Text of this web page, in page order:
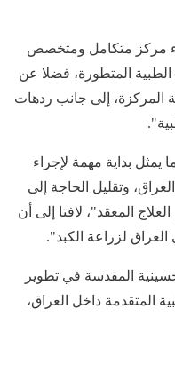
مركز متكامل ومتخصص
الطبية المتطورة، فضلا عن
المركزة، إلى جانب ردهات
يمثل بداية مهمة لإجراء
وتقليل الحاجة إلى
المعقد"، لافتا إلى أن
لزراعة الكبد".
المقدسة في تطوير
المتقدمة داخل العراق،